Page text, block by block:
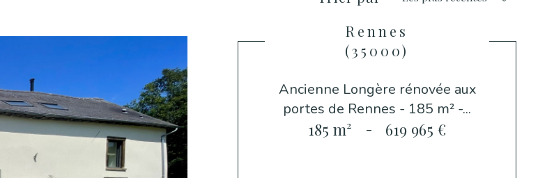
Rennes
(35000)
Ancienne Longère rénovée aux
portes de Rennes - 185 m² -...
185 m² - 619 965 €